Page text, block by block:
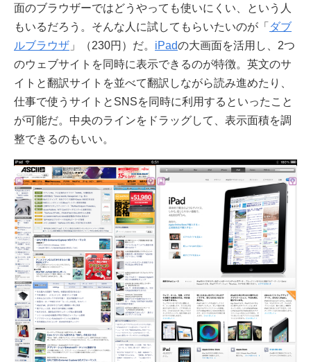
面のブラウザーではどうやっても使いにくい、という人
もいるだろう。そんな人に試してもらいたいのが「 ダブ
ルブラウザ 」（230円）だ。 iPadの大画面を活用し、2つ
のウェブサイトを同時に表示できるのが特徴。英文のサ
イトと翻訳サイトを並べて翻訳しながら読み進めたり、
仕事で使うサイトとSNSを同時に利用するといったこと
が可能だ。中央のラインをドラッグして、表示面積を調
整できるのもいい。